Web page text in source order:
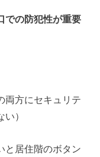
での防犯性が重要
両方にセキュリテ
）
と居住階のボタン